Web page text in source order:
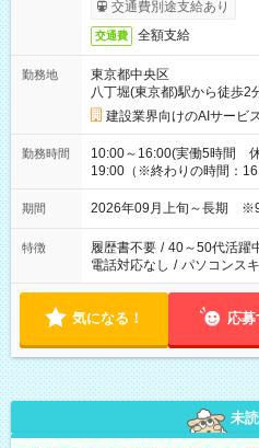
交通費別途支給あり
交通費 全額支給
勤務地
東京都中央区
八丁堀(東京都)駅から徒歩2
建設業界向けのAIサービ
勤務時間
10:00～16:00(実働5時間
19:00（※終わりの時間：
期間 2026年09月上旬～長期 ※9
特徴 履歴書不要 / 40～50代活躍
電話対応なし / パソコンス
気になる！ 応募
未読